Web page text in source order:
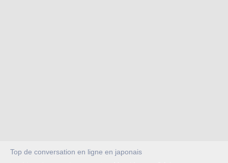
Top de conversation en ligne en japonais